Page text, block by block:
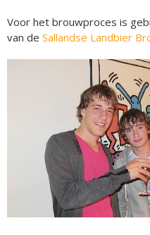
Voor het brouwproces is
van de Sallandse Landbier